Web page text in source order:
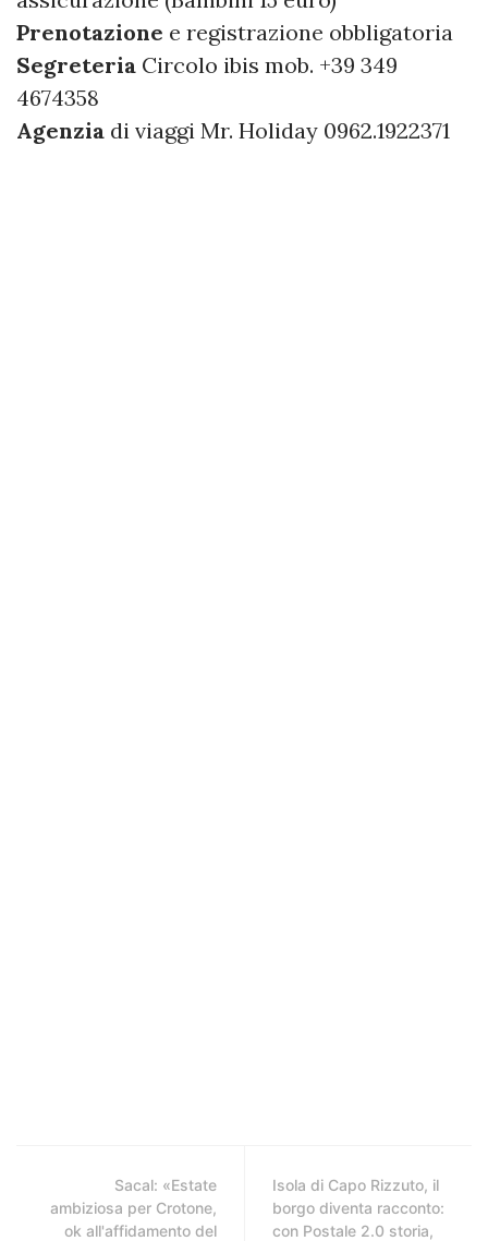
Prenotazione e registrazione obbligatoria
Segreteria Circolo ibis mob. +39 349
4674358
Agenzia di viaggi Mr. Holiday 0962.1922371
Sacal: «Estate
ambiziosa per Crotone,
ok all'affidamento del
Isola di Capo Rizzuto, il
borgo diventa racconto:
con Postale 2.0 storia,